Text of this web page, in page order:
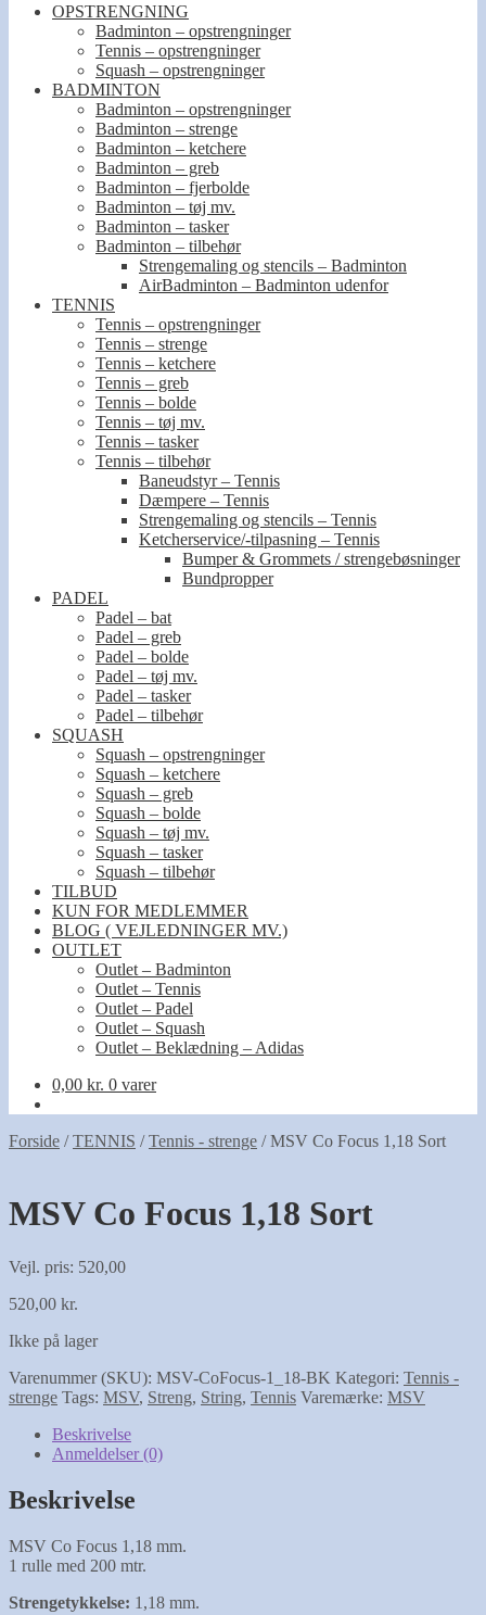
OPSTRENGNING
Badminton – opstrengninger
Tennis – opstrengninger
Squash – opstrengninger
BADMINTON
Badminton – opstrengninger
Badminton – strenge
Badminton – ketchere
Badminton – greb
Badminton – fjerbolde
Badminton – tøj mv.
Badminton – tasker
Badminton – tilbehør
Strengemaling og stencils – Badminton
AirBadminton – Badminton udenfor
TENNIS
Tennis – opstrengninger
Tennis – strenge
Tennis – ketchere
Tennis – greb
Tennis – bolde
Tennis – tøj mv.
Tennis – tasker
Tennis – tilbehør
Baneudstyr – Tennis
Dæmpere – Tennis
Strengemaling og stencils – Tennis
Ketcherservice/-tilpasning – Tennis
Bumper & Grommets / strengebøsninger
Bundpropper
PADEL
Padel – bat
Padel – greb
Padel – bolde
Padel – tøj mv.
Padel – tasker
Padel – tilbehør
SQUASH
Squash – opstrengninger
Squash – ketchere
Squash – greb
Squash – bolde
Squash – tøj mv.
Squash – tasker
Squash – tilbehør
TILBUD
KUN FOR MEDLEMMER
BLOG ( VEJLEDNINGER MV.)
OUTLET
Outlet – Badminton
Outlet – Tennis
Outlet – Padel
Outlet – Squash
Outlet – Beklædning – Adidas
0,00 kr. 0 varer
Forside /TENNIS /Tennis - strenge /MSV Co Focus 1,18 Sort
MSV Co Focus 1,18 Sort
Vejl. pris: 520,00
520,00 kr.
Ikke på lager
Varenummer (SKU): MSV-CoFocus-1_18-BK Kategori: Tennis -
strenge Tags: MSV, Streng, String, Tennis Varemærke: MSV
Beskrivelse
Anmeldelser (0)
Beskrivelse
MSV Co Focus 1,18 mm.
1 rulle med 200 mtr.
Strengetykkelse: 1,18 mm.